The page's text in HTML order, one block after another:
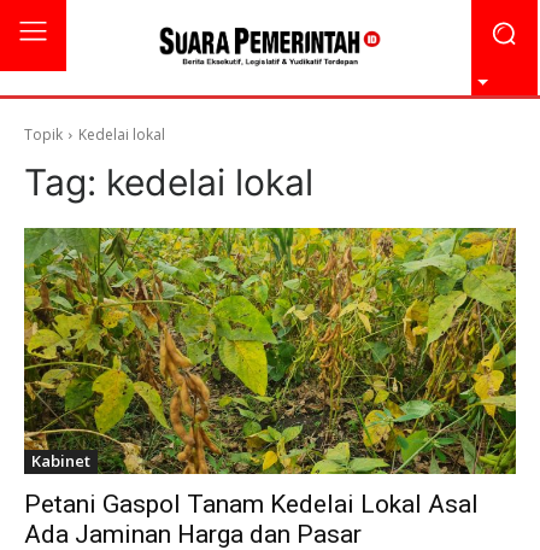
Topik Kedelai lokal
Tag: kedelai lokal
Kabinet
Petani Gaspol Tanam Kedelai Lokal Asal
Ada Jaminan Harga dan Pasar